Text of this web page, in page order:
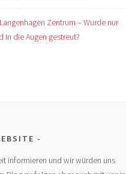
Zentrum – Wurde nur
in die Augen gestreut?
informieren und wir würden uns